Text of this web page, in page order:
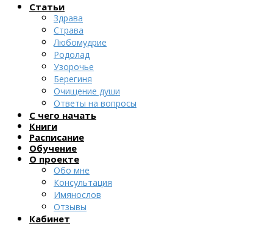
Статьи
Здрава
Страва
Любомудрие
Родолад
Узорочье
Берегиня
Очищение души
Ответы на вопросы
С чего начать
Книги
Расписание
Обучение
О проекте
Обо мне
Консультация
Имянослов
Отзывы
Кабинет